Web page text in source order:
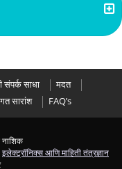
संपर्क साधा
मदत
सारांश FAQ’s
नाशिक
इलेक्ट्रॉनिक्स आणि माहिती तंत्रज्ञान